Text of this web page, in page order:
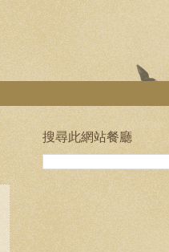
搜尋此網站餐廳